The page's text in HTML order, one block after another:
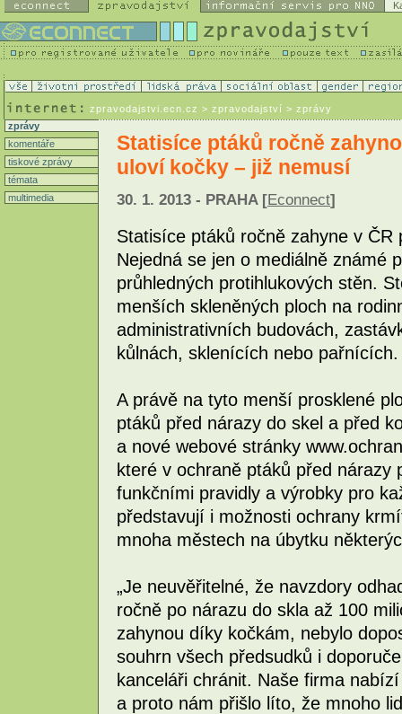
zpravodajstvi.ecn.cz > zpravodajství > zprávy
zprávy
komentáře
tiskové zprávy
témata
multimedia
Statisíce ptáků ročně
uloví kočky – již nemusí
30. 1. 2013 - PRAHA [Econnect]
Statisíce ptáků ročně zahyne v
Nejedná se jen o mediálně známé
průhledných protihlukových stěn.
menších skleněných ploch na
administrativních budovách,
kůlnách, sklenících nebo pařnících.
A právě na tyto menší prosklené
ptáků před nárazy do skel a před
a nové webové stránky
které v ochraně ptáků před
funkčními pravidly a výrobky pro
představují i možnosti ochrany
mnoha městech na úbytku
„Je neuvěřitelné, že navzdory
ročně po nárazu do skla až 100
zahynou díky kočkám, nebylo
souhrn všech předsudků i
kanceláři chránit. Naše firma
a proto nám přišlo líto, že mnoho